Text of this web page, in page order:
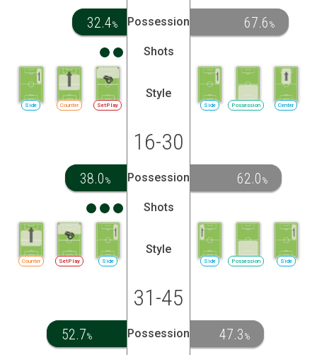
32.4% Possession 67.6 %
Shots
SetPlay
Counter
Side
Style
Side Possession Center
16-30
38.0 % Possession 62.0 %
Shots
Side
SetPlay
Counter
Style
Side Possession Side
31-45
52.7% Possession 47.3 %